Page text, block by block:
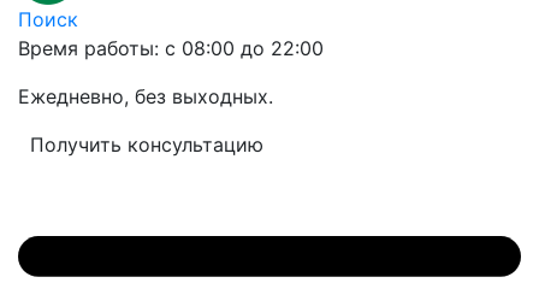
Поиск
Время работы: с 08:00 до 22:00
Ежедневно, без выходных.
Получить консультацию